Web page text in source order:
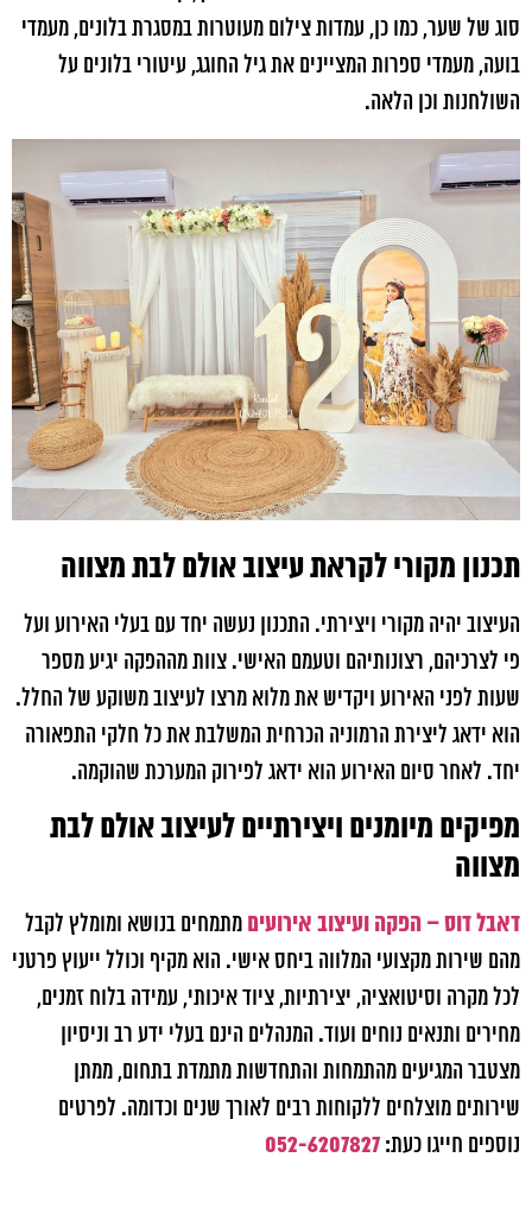
סוג של שער, כמו כן, עמדות צילום מעוטרות במסגרת בלונים, מעמדי
בועה, מעמדי ספרות המציינים את גיל החוגג, עיטורי בלונים על
השולחנות וכן הלאה.
תכנון מקורי לקראת עיצוב אולם לבת מצווה
העיצוב יהיה מקורי ויצירתי. התכנון נעשה יחד עם בעלי האירוע ועל
פי לצרכיהם, רצונותיהם וטעמם האישי. צוות מההפקה יגיע מספר
שעות לפני האירוע ויקדיש את מלוא מרצו לעיצוב משוקע של החלל.
הוא ידאג ליצירת הרמוניה הכרחית המשלבת את כל חלקי התפאורה
יחד. לאחר סיום האירוע הוא ידאג לפירוק המערכת שהוקמה.
מפיקים מיומנים ויצירתיים לעיצוב אולם לבת
מצווה
דאבל דוס – הפקה ועיצוב אירועים מתמחים בנושא ומומלץ לקבל
מהם שירות מקצועי המלווה ביחס אישי. הוא מקיף וכולל ייעוץ פרטני
לכל מקרה וסיטואציה, יצירתיות, ציוד איכותי, עמידה בלוח זמנים,
מחירים ותנאים נוחים ועוד. המנהלים הינם בעלי ידע רב וניסיון
מצטבר המגיעים מהתמחות והתחדשות מתמדת בתחום, ממתן
שירותים מוצלחים ללקוחות רבים לאורך שנים וכדומה. לפרטים
נוספים חייגו כעת:052-6207827